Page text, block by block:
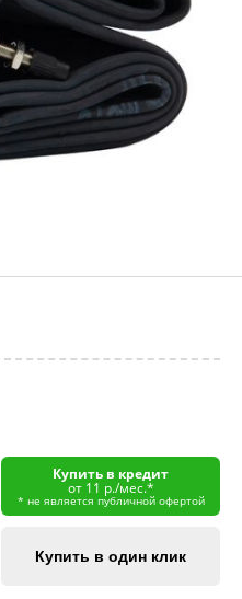
Купить в кредит
от 11 р./мес.*
* не является публичной офертой
Купить в один клик